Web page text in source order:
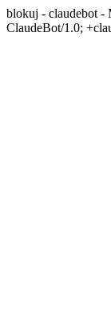
blokuj - claudebot
ClaudeBot/1.0;